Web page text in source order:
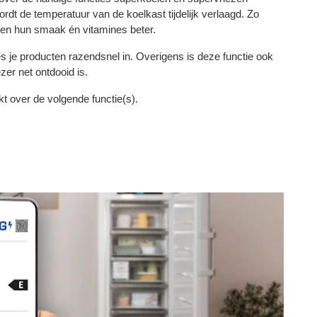
de temperatuur van de koelkast tijdelijk verlaagd. Zo
hun smaak én vitamines beter.
je producten razendsnel in. Overigens is deze functie ook
net ontdooid is.
over de volgende functie(s).